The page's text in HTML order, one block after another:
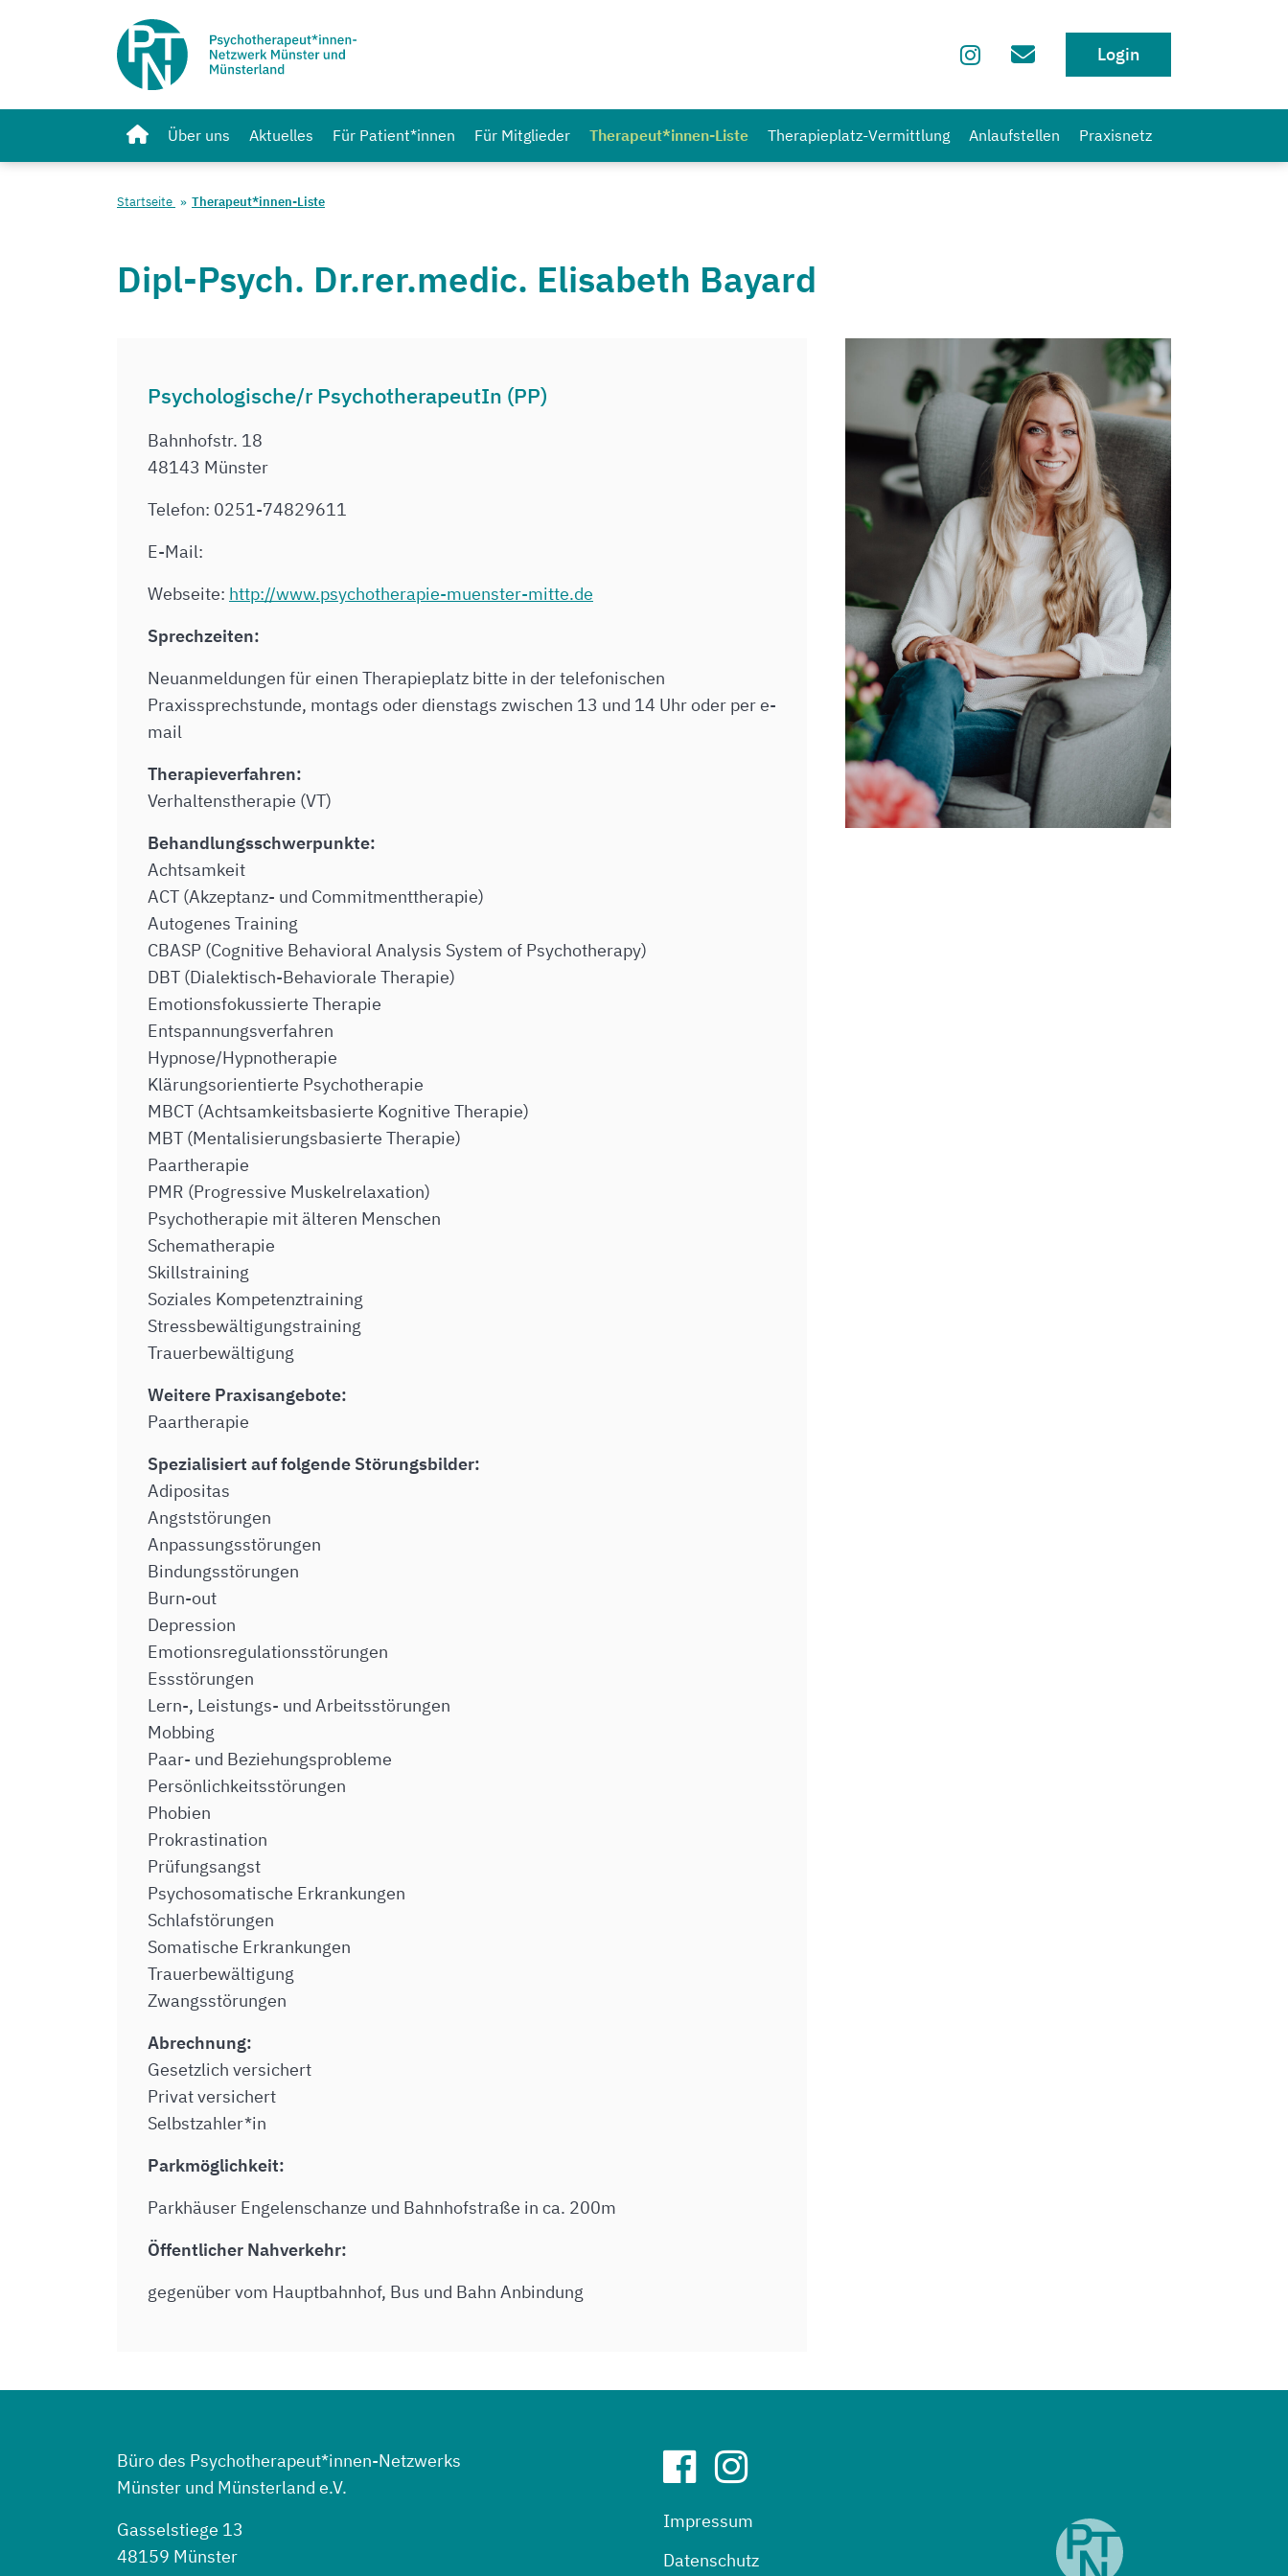
Login
Über uns Aktuelles Für Patient*innen Für Mitglieder Therapeut*innen-Liste Therapieplatz-Vermittlung Anlaufstellen Praxisnetz
Startseite Therapeut*innen-Liste
Dipl-Psych. Dr.rer.medic. Elisabeth Bayard
Psychologische/r PsychotherapeutIn (PP)
Bahnhofstr. 18
48143 Münster
Telefon: 0251-74829611
E-Mail:
Webseite: http://www.psychotherapie-muenster-mitte.de
Sprechzeiten:
Neuanmeldungen für einen Therapieplatz bitte in der telefonischen
Praxissprechstunde, montags oder dienstags zwischen 13 und 14 Uhr oder per e-
mail
Therapieverfahren:
Verhaltenstherapie (VT)
Behandlungsschwerpunkte:
Achtsamkeit
ACT (Akzeptanz- und Commitmenttherapie)
Autogenes Training
CBASP (Cognitive Behavioral Analysis System of Psychotherapy)
DBT (Dialektisch-Behaviorale Therapie)
Emotionsfokussierte Therapie
Entspannungsverfahren
Hypnose/Hypnotherapie
Klärungsorientierte Psychotherapie
MBCT (Achtsamkeitsbasierte Kognitive Therapie)
MBT (Mentalisierungsbasierte Therapie)
Paartherapie
PMR (Progressive Muskelrelaxation)
Psychotherapie mit älteren Menschen
Schematherapie
Skillstraining
Soziales Kompetenztraining
Stressbewältigungstraining
Trauerbewältigung
Weitere Praxisangebote:
Paartherapie
Spezialisiert auf folgende Störungsbilder:
Adipositas
Angststörungen
Anpassungsstörungen
Bindungsstörungen
Burn-out
Depression
Emotionsregulationsstörungen
Essstörungen
Lern-, Leistungs- und Arbeitsstörungen
Mobbing
Paar- und Beziehungsprobleme
Persönlichkeitsstörungen
Phobien
Prokrastination
Prüfungsangst
Psychosomatische Erkrankungen
Schlafstörungen
Somatische Erkrankungen
Trauerbewältigung
Zwangsstörungen
Abrechnung:
Gesetzlich versichert
Privat versichert
Selbstzahler*in
Parkmöglichkeit:
Parkhäuser Engelenschanze und Bahnhofstraße in ca. 200m
Öffentlicher Nahverkehr:
gegenüber vom Hauptbahnhof, Bus und Bahn Anbindung
Büro des Psychotherapeut*innen-Netzwerks
Münster und Münsterland e.V.
Gasselstiege 13
48159 Münster
Impressum
Datenschutz